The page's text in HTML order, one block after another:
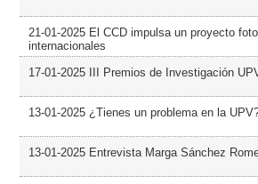
21-01-2025 El CCD impulsa un proyecto
internacionales
17-01-2025 III Premios de Investigación
13-01-2025 ¿Tienes un problema en la
13-01-2025 Entrevista Marga Sánchez